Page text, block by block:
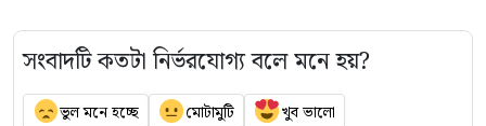
সংবাদটি কতটা নির্ভরযোগ্য বলে মনে হয়?
ভুল মনে হচ্ছে মোটামুটি খুব ভালো